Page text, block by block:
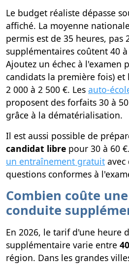
Le budget réaliste dépasse
affiché. La moyenne
permis est de 35 heures, pas
supplémentaires coûtent 40
Ajoutez un échec à l'examen
candidats la première fois)
2 000 à 2 500 €. Les auto-
proposent des forfaits 30 à
grâce à la dématérialisation.
Il est aussi possible de
candidat libre pour 30 à 60 €.
un entraînement gratuit avec
questions conformes à
Combien coûte
conduite
En 2026, le tarif d'une heure
supplémentaire varie entre
région. Dans les grandes